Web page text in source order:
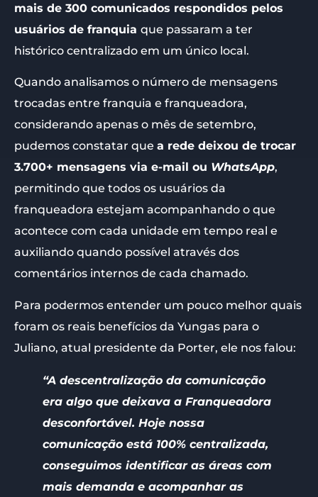
mais de 300 comunicados respondidos pelos
usuários de franquia que passaram a ter
histórico centralizado em um único local.
Quando analisamos o número de mensagens
trocadas entre franquia e franqueadora,
considerando apenas o mês de setembro,
pudemos constatar que a rede deixou de trocar
3.700+ mensagens via e-mail ou WhatsApp,
permitindo que todos os usuários da
franqueadora estejam acompanhando o que
acontece com cada unidade em tempo real e
auxiliando quando possível através dos
comentários internos de cada chamado.
Para podermos entender um pouco melhor quais
foram os reais benefícios da Yungas para o
Juliano, atual presidente da Porter, ele nos falou:
“A descentralização da comunicação
era algo que deixava a Franqueadora
desconfortável. Hoje nossa
comunicação está 100% centralizada,
conseguimos identificar as áreas com
mais demanda e acompanhar as